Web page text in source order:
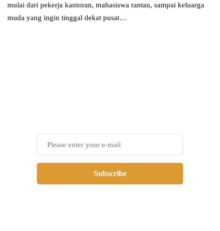
mulai dari pekerja kantoran, mahasiswa rantau, sampai keluarga
muda yang ingin tinggal dekat pusat…
Subscribe